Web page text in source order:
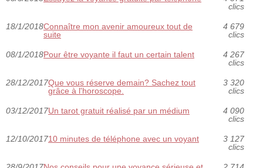
clics
18/1/2018Connaître mon avenir amoureux tout de
suite
4 679
clics
08/1/2018Pour être voyante il faut un certain talent
4 267
clics
28/12/2017Que vous réserve demain? Sachez tout
grâce à l'horoscope.
3 320
clics
03/12/2017Un tarot gratuit réalisé par un médium
4 090
clics
12/10/201710 minutes de téléphone avec un voyant
3 127
clics